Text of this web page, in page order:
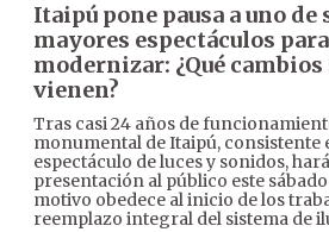
Itaipú pone pausa a uno de
mayores espectáculos para
modernizar: ¿Qué cambios
vienen?
Tras casi 24 años de
monumental de Itaipú, consistente
espectáculo de luces y sonidos,
presentación al público este
motivo obedece al inicio de los
reemplazo integral del sistema de